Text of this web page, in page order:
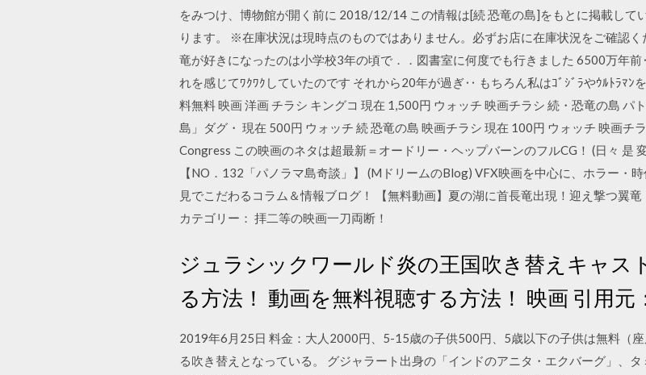
をみつけ、博物館が開く前に 2018/12/14 この情報は[続 恐竜の島]をもとに掲載して
ります。 ※在庫状況は現時点のものではありません。必ずお店に在庫状況をご確認
竜が好きになったのは小学校3年の頃で．．図書室に何度でも行きました 6500万年
れを感じてﾜｸﾜｸしていたのです それから20年が過ぎ‥ もちろん私はｺﾞｼﾞﾗやｳﾙﾄﾗﾏﾝ
料無料 映画 洋画 チラシ キングコ 現在 1,500円 ウォッチ 映画チラシ 続・恐竜の島 パ
島」ダグ・ 現在 500円 ウォッチ 続 恐竜の島 映画チラシ 現在 100円 ウォッチ 映画チ
Congress この映画のネタは超最新＝オードリー・ヘップバーンのフルCG！ (日々 是
【NO．132「パノラマ島奇談」】 (MドリームのBlog) VFX映画を中心に、ホラー・
見でこだわるコラム＆情報ブログ！ 【無料動画】夏の湖に首長竜出現！迎え撃つ翼
カテゴリー： 拝二等の映画一刀両断！
ジュラシックワールド炎の王国吹き替えキャス
る方法！ 動画を無料視聴する方法！ 映画 引用元
2019年6月25日 料金：大人2000円、5-15歳の子供500円、5歳以下の子供は無料（
る吹き替えとなっている。 グジャラート出身の「インドのアニタ・エクバーグ」、